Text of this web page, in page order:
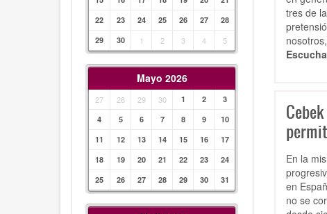
22
23 24 25 26 27
28
29
30 1 2 3 4 5
Mayo 2026
27 28 29 30 1 2
3
4
5 6 7 8 9
10
11
12 13 14 15 16
17
18
19 20 21 22 23
24
25
26 27 28 29 30 31
tres de
En la
en
no se